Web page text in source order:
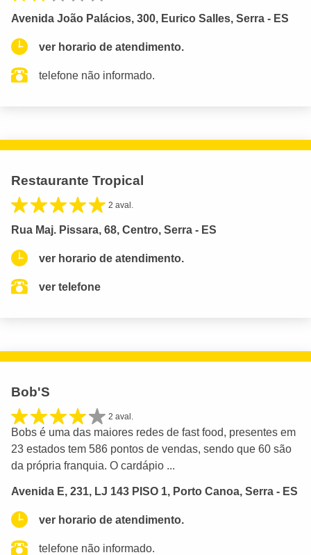
Avenida João Palácios, 300, Eurico Salles, Serra - ES
ver horario de atendimento.
telefone não informado.
Restaurante Tropical
2 aval.
Rua Maj. Pissara, 68, Centro, Serra - ES
ver horario de atendimento.
ver telefone
Bob'S
2 aval.
Bobs é uma das maiores redes de fast food, presentes em
23 estados tem 586 pontos de vendas, sendo que 60 são
da própria franquia. O cardápio ...
Avenida E, 231, LJ 143 PISO 1, Porto Canoa, Serra - ES
ver horario de atendimento.
telefone não informado.